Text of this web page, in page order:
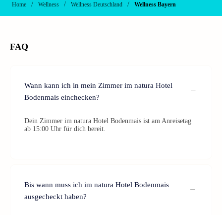
Home / Wellness / Wellness Deutschland / Wellness Bayern
FAQ
Wann kann ich in mein Zimmer im natura Hotel
Bodenmais einchecken?
Dein Zimmer im natura Hotel Bodenmais ist am Anreisetag
ab 15:00 Uhr für dich bereit.
Bis wann muss ich im natura Hotel Bodenmais
ausgecheckt haben?